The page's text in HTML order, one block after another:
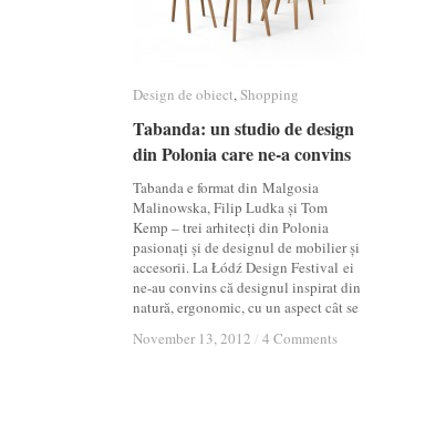
Design de obiect,Shopping
Tabanda: un studio de design
din Polonia care ne-a convins
Tabanda e format din Malgosia
Malinowska, Filip Ludka și Tom
Kemp – trei arhitecți din Polonia
pasionați și de designul de mobilier și
accesorii. La Łódź Design Festival ei
ne-au convins că designul inspirat din
natură, ergonomic, cu un aspect cât se
November 13, 2012 / 4 Comments
Design de obiect Shopping
Tabanda: un studio de design
din Polonia care ne-a convins
November 13, 2012 / 4 Comments